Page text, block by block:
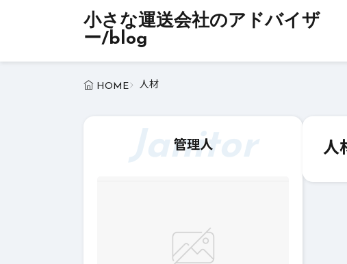
小さな運送会社のアドバイザ
ー/blog
HOME 人材
管理人
Janitor 人